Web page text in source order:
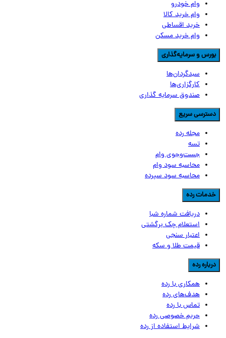
وام خودرو
وام خرید کالا
خرید اقساطی
وام خرید مسکن
و سرمایه‌گذاری
سبدگردان‌ها
کارگزاری‌ها
صندوق سرمایه گذاری
سریع
مجله رده
تسه
جست‌وجوی وام
محاسبه سود وام
محاسبه سود سپرده
رده
دریافت شماره شبا
استعلام چک برگشتی
اعتبار سنجی
قیمت طلا و سکه
رده
همکاری با رده
هدف‌های رده
تماس‌ با‌ رده
حریم خصوصی رده
شرایط استفاده از رده